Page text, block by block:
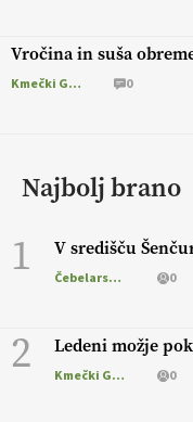
Vročina in suša
Kmečki Glas 0
Najbolj brano
1 V središču
Čebelarstvo 0
2 Ledeni možje
Kmečki Glas 0